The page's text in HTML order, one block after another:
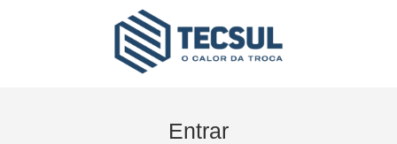
Entrar